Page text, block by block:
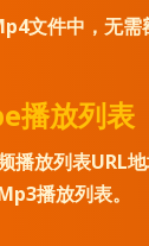
文件中，无需
播放列表
播放列表URL
播放列表。